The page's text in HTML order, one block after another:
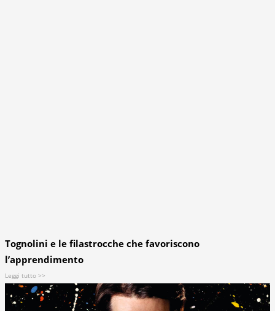
Tognolini e le filastrocche che favoriscono
l’apprendimento
Leggi tutto >>